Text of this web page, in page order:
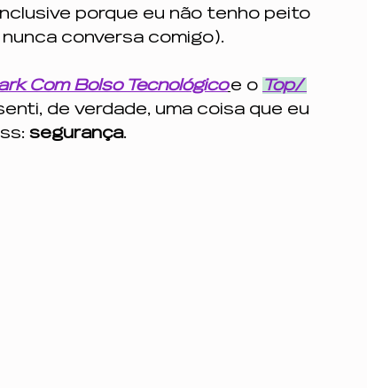
porque eu não tenho peito
conversa comigo).
Com Bolso Tecnológico e o Top/
de verdade, uma coisa que eu
segurança.